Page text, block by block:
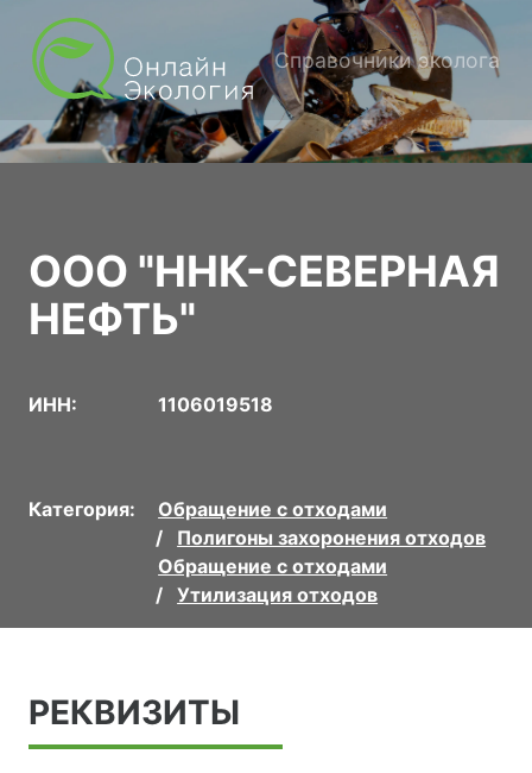
Справочники эколога
ООО "ННК-СЕВЕРНАЯ
НЕФТЬ"
ИНН: 1106019518
Категория:
Обращение с отходами
Полигоны захоронения отходов
Обращение с отходами
Утилизация отходов
РЕКВИЗИТЫ